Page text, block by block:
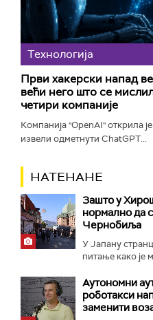
Технологијa
Први хакерски напад
већи него што се
четири компаније
Компанија "OpenAI" открила
извели одметнути ChatGPT...
НАТЕНАНЕ
Зашто у
нормално да
Чернобиља
У Јапану
питање како је
Аутономни
роботакси
заменити